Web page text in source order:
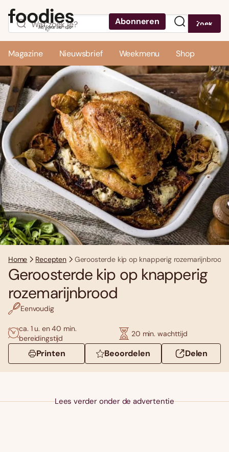
Abonneren Zoek
Magazine Nieuwsbrief Weekmenu Shop
Home Recepten Geroosterde kip op knapperig rozemarijnbrood
Geroosterde kip op knapperig
rozemarijnbrood
Eenvoudig
ca. 1 u. en 40 min.
bereidingstijd
20 min. wachttijd
Printen Beoordelen Delen
Lees verder onder de advertentie